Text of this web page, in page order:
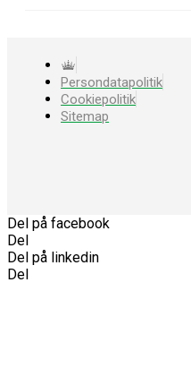
Persondatapolitik
Cookiepolitik
Sitemap
Del på facebook
Del
Del på linkedin
Del